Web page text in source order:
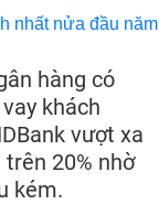
hàng có
khách
vượt xa
20% nhờ
kém.